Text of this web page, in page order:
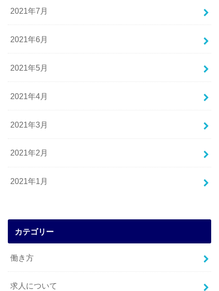
2021年7月
2021年6月
2021年5月
2021年4月
2021年3月
2021年2月
2021年1月
カテゴリー
働き方
求人について